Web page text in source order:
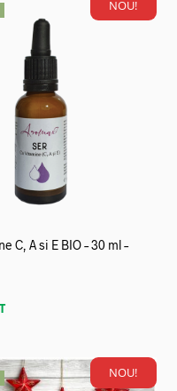
NOU!
C, A si E BIO – 30 ml –
NOU!